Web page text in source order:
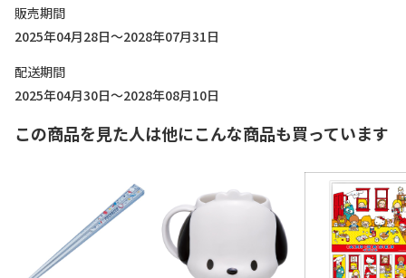
販売期間
2025年04月28日～2028年07月31日
配送期間
2025年04月30日～2028年08月10日
この商品を見た人は他にこんな商品も買っています